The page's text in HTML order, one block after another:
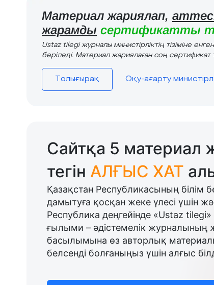
Материал жариялап,
жарамды сертификатты
Ustaz tilegi журналы министірліктің тізіміне
беріледі. Материал жариялаған соң сертификат
Толығырақ Оқу-ағарту
Сайтқа 5 материал
тегін АЛҒЫС ХАТ
Қазақстан Республикасының білім
дамытуға қосқан жеке үлесі үшін
Республика деңгейінде «Ustaz
ғылыми – әдістемелік журналының
басылымына өз авторлық
белсенді болғаныңыз үшін алғыс